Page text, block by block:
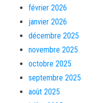
février 2026
janvier 2026
décembre 2025
novembre 2025
octobre 2025
septembre 2025
août 2025